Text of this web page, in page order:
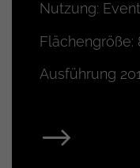
Nutzung:
Flächengröße:
Ausführung